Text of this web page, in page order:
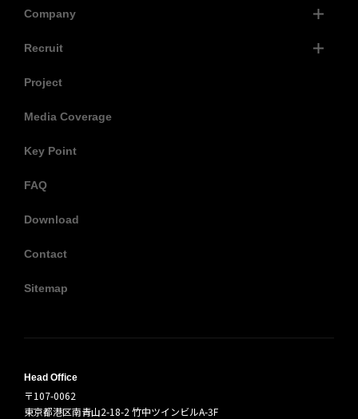
Company
Recruit
Project
Media Coverage
Key Point
FAQ
Download
Contact
Sitemap
Head Office
〒107-0062
東京都港区南青山2-18-2 竹中ツインビルA-3F